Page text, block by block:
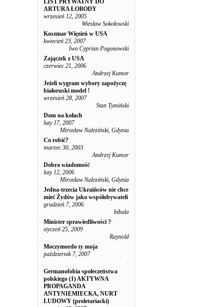
LIST PRYWATNY DO
ARTURA ŁOBODY
wrzesień 12, 2005
Wiesław Sokołowski
Koszmar Więzień w USA
kwiecień 23, 2007
Iwo Cyprian Pogonowski
Zajączek z USA
czerwiec 21, 2006
Andrzej Kumor
Jeżeli wygram wybory zapożyczę
białoruski model !
wrzesień 28, 2007
Stan Tymiński
Dom na kołach
luty 17, 2007
Mirosław Naleziński, Gdynia
Co robić?
marzec 30, 2003
Andrzej Kumor
Dobra wiadomość
luty 12, 2006
Mirosław Naleziński, Gdynia
Jedna-trzecia Ukraińców nie chce
mieć Żydów jako współobywateli
grudzień 7, 2006
bibula
Minister sprawiedliwości ?
styczeń 25, 2009
Raynold
Moczymordo ty moja
październik 7, 2007
.
Germanofobia społeczeństwa
polskiego (1) AKTYWNA
PROPAGANDA
ANTYNIEMIECKA, NURT
LUDOWY (proletariacki)